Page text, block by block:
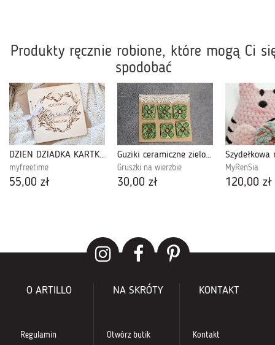
Produkty ręcznie robione, które mogą Ci
spodobać
DZIEŃ DZIADKA KARTKA NA ZDJĘCIE
myfreetime
55,00 zł
Guziki ceramiczne zielone
Gruszki na wierzbie
30,00 zł
MyRenSia
120,00 zł
O ARTILLO
Regulamin
NA SKRÓTY
Otwórz butik
KONTAKT
Kontakt